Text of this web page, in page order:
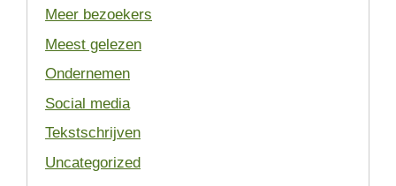
Meer bezoekers
Meest gelezen
Ondernemen
Social media
Tekstschrijven
Uncategorized